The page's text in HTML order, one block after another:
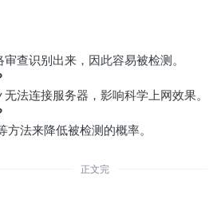
查识别出来，因此容易被检测。
无法连接服务器，影响科学上网效果。
法来降低被检测的概率。
正文完